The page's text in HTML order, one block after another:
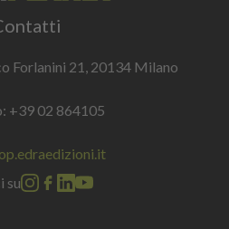
Forlanini 21, 20134 Milano
+39 02 864105
su